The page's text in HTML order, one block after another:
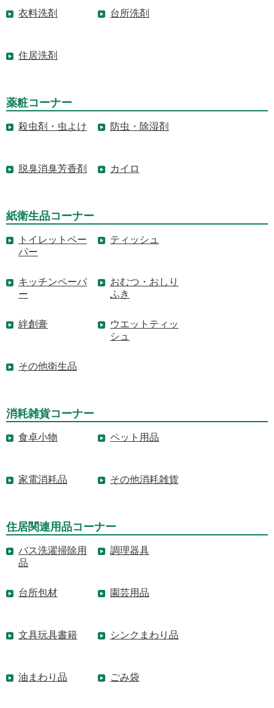
衣料洗剤 台所洗剤
住居洗剤
薬粧コーナー
殺虫剤・虫よけ 防虫・除湿剤
脱臭消臭芳香剤 カイロ
紙衛生品コーナー
トイレットペー
パー
ティッシュ
キッチンペーパ
ー
おむつ・おしり
ふき
絆創膏
ウエットティッ
シュ
その他衛生品
消耗雑貨コーナー
食卓小物 ペット用品
家電消耗品 その他消耗雑貨
住居関連用品コーナー
バス洗濯掃除用
品
調理器具
台所包材 園芸用品
文具玩具書籍 シンクまわり品
油まわり品 ごみ袋